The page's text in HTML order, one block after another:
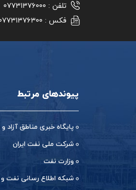
تلفن : ۰۷۷۳۱۳۷۶۰۰۰
فکس :
پیوندهای مرتبط
پایگاه خبری مناطق آزاد
شرکت ملی نفت ایران
وزارت نفت
شبکه اطلاع رسانی نفت و